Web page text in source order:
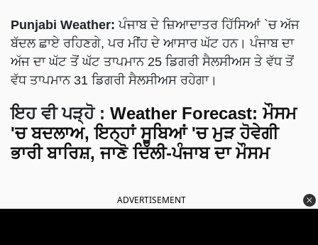
Punjabi Weather: ਪੰਜਾਬ ਦੇ ਜ਼ਿਆਦਾਤਰ ਹਿੱਸਿਆਂ `ਚ ਅੱਜ
ਬੱਦਲ ਛਾਏ ਰਹਿਣਗੇ, ਪਰ ਮੀਂਹ ਦੇ ਆਸਾਰ ਘੱਟ ਹਨ। ਪੰਜਾਬ ਦਾ
ਅੱਜ ਦਾ ਘੱਟ ਤੋਂ ਘੱਟ ਤਾਪਮਾਨ 25 ਡਿਗਰੀ ਸੈਲਸੀਅਸ ਤੇ ਵੱਧ ਤੋਂ
ਵੱਧ ਤਾਪਮਾਨ 31 ਡਿਗਰੀ ਸੈਲਸੀਅਸ ਰਹੇਗਾ।
ਇਹ ਵੀ ਪੜ੍ਹੋ : Weather Forecast: ਮੌਸਮ
'ਚ ਬਦਲਾਅ, ਇਨ੍ਹਾਂ ਸੂਬਿਆਂ 'ਚ ਮੁੜ ਹੋਵੇਗੀ
ਭਾਰੀ ਬਾਰਿਸ਼, ਜਾਣੋ ਦਿੱਲੀ-ਪੰਜਾਬ ਦਾ ਮੌਸਮ